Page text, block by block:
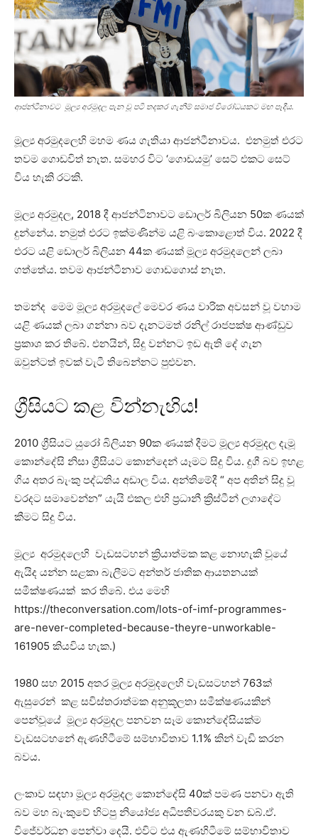
ආජන්ටීනාවට මූල්‍ය අරමුදල පැන වූ පටි තදකර ගැනීම් සමාජ විරෝධයකට මඟ පෑදීය.
මූල්‍ය අරමුදලෙහි මහම ණය ගැතියා ආජන්ටීනාවය. එනමුත් එරට
තවම ගොඩවිත් නැත. සමහර විට ‘ගොඩයමු’ සෙට් එකට සෙට්
විය හැකි රටකි.
මූල්‍ය අරමුදල, 2018 දී ආජන්ටිනාවට ඩොලර් බිලියන 50ක ණයක්
දුන්නේය. නමුත් එරට ඉක්මණින්ම යළි බංකොළොත් විය. 2022 දී
එරට යළි ඩොලර් බිලියන 44ක ණයක් මූල්‍ය අරමුදලෙන් ලබා
ගත්තේය. තවම ආජන්ටීනාව ගොඩගොස් නැත.
තමන්ද මෙම මූල්‍ය අරමුදලේ මෙවර ණය වාරික අවසන් වූ වහාම
යළි ණයක් ලබා ගන්නා බව දැනටමත් රනිල් රාජපක්ෂ ආණ්ඩුව
ප්‍රකාශ කර තිබේ. එනයින්, සිදු වන්නට ඉඩ ඇති දේ ගැන
ඔවුන්ටත් ඉවක් වැටී තිබෙන්නට පුළුවන.
ග්‍රීසියට කළ වින්නැහිය!
2010 ග්‍රීසියට යුරෝ බිලියන 90ක ණයක් දීමට මූල්‍ය අරමුදල දැමූ
කොන්දේසි නිසා ග්‍රීසියට කොන්දෙන් යෑමට සිදු විය. දුගී බව ඉහළ
ගිය අතර බැංකු පද්ධතිය අඩාල විය. අන්තිමේදී “ අප අතින් සිදු වූ
වරදට සමාවෙන්න” යැයි එකල එහි ප්‍රධානී ක්‍රිස්ටීන් ලගාදේට
කීමට සිදු විය.
මූල්‍ය අරමුදලෙහි වැඩසටහන් ක්‍රියාත්මක කළ නොහැකි වූයේ
ඇයිද යන්න සළකා බැලීමට අන්තර් ජාතික ආයතනයක්
සමීක්ෂණයක් කර තිබේ. එය මෙහි
https://theconversation.com/lots-of-imf-programmes-
are-never-completed-because-theyre-unworkable-
161905 කියවිය හැක.)
1980 සහ 2015 අතර මූල්‍ය අරමුදලෙහි වැඩසටහන් 763ක්
ඇසුරෙන් කළ සවිස්තරාත්මක අනුකූලතා සමීක්ෂණයකින්
පෙන්වූයේ මූල්‍ය අරමුදල පනවන සෑම කොන්දේසියක්ම
වැඩසටහනේ ඇණහිටීමේ සම්භාවිතාව 1.1% කින් වැඩි කරන
බවය.
ලංකාව සඳහා මූල්‍ය අරමුදල කොන්දේසි 40ක් පමණ පනවා ඇති
බව මහ බැංකුවේ හිටපු නියෝජ්‍ය අධිපතිවරයකු වන ඩබ්.ඒ.
විජේවර්ධන පෙන්වා දෙයි. එවිට එය ඇණහිටීමේ සම්භාවිතාව